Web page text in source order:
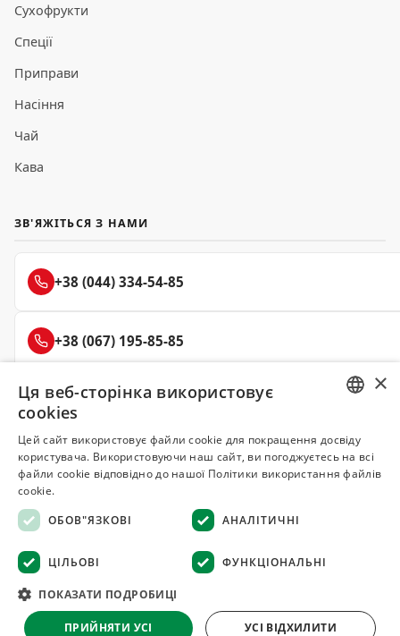
Сухофрукти
Спеції
Приправи
Насіння
Чай
Кава
ЗВ'ЯЖІТЬСЯ З НАМИ
+38 (044) 334-54-85
+38 (067) 195-85-85
+38 (050) 145-85-45
СПЕЦІЇ ТА ПРЯНОЩІ
© 2008–2026 Магазин спецій та прянощів Делюкс, Київ
Всі матеріали на сайті захищені авторським правом
Оферта · Повернення товару Гарантія якості · Конфіденційність
· Відмова від відповідальності
UKRAINIAN
×
Ця веб-сторінка використовує
cookies
Цей сайт використовує файли cookie для покращення досвіду
користувача. Використовуючи наш сайт, ви погоджуєтесь на всі
файли cookie відповідно до нашої Політики використання файлів
cookie.
ОБОВ"ЯЗКОВІ
АНАЛІТИЧНІ
ЦІЛЬОВІ ФУНКЦІОНАЛЬНІ
ПОКАЗАТИ ПОДРОБИЦІ
ПРИЙНЯТИ УСІ УСІ ВІДХИЛИТИ